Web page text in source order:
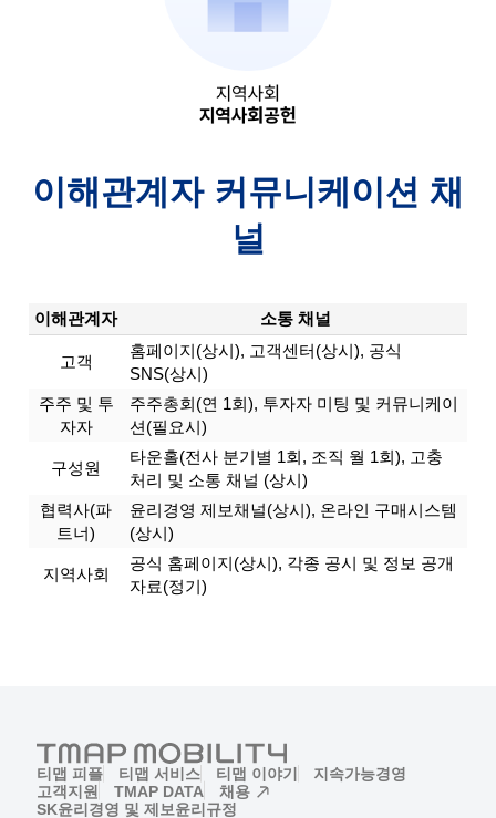
이해관계자 커뮤니케이션 채
널
이해관계자 소통 채널
고객
홈페이지(상시), 고객센터(상시), 공식
SNS(상시)
주주 및 투
자자
주주총회(연 1회), 투자자 미팅 및 커뮤니케이
션(필요시)
구성원
타운홀(전사 분기별 1회, 조직 월 1회), 고충
처리 및 소통 채널 (상시)
협력사(파
트너)
윤리경영 제보채널(상시), 온라인 구매시스템
(상시)
지역사회
공식 홈페이지(상시), 각종 공시 및 정보 공개
자료(정기)
티맵 피플 티맵 서비스 티맵 이야기
지속가능경영
고객지원
TMAP DATA 채용
(새창)
SK윤리경영 및 제보윤리규정